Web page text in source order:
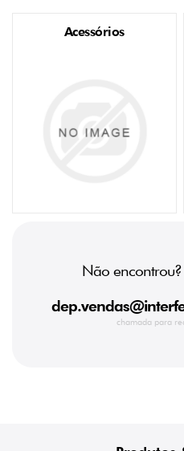
Acessórios
Não encontrou?
chamada para